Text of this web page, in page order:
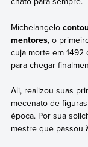
Michelangelo
mentores, o
cuja morte em
para chegar
Ali, realizou suas
mecenato de
época. Por sua
mestre que passou